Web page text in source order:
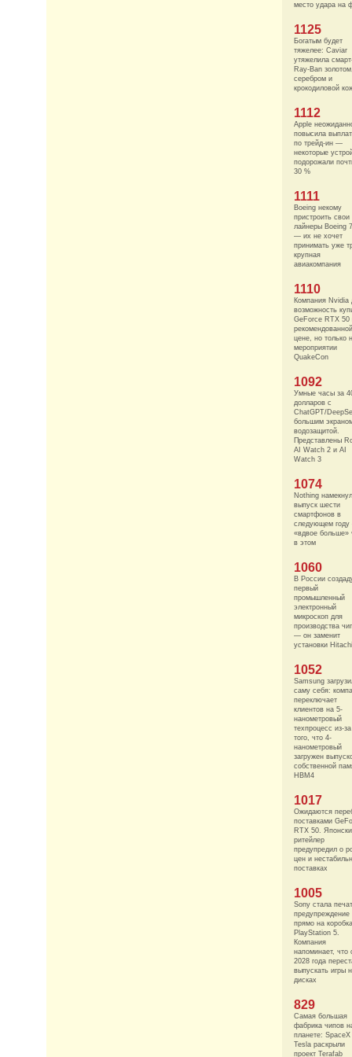
место удара на
1125
Богатым будет
тяжелее: Caviar
утяжелила
Ray-Ban золотом,
серебром и
крокодиловой
1112
Apple
повысила
по трейд-ин —
некоторые
подорожали
30 %
1111
Boeing некому
пристроить свои
лайнеры Boeing
— их не хочет
принимать уже
крупная
авиакомпания
1110
Компания Nvidia
возможность
GeForce RTX 50
рекомендованной
цене, но только
мероприятии
QuakeCon
1092
Умные часы за
долларов с
ChatGPT/
большим
водозащитой.
Представлены
AI Watch 2 и AI
Watch 3
1074
Nothing
выпуск шести
смартфонов в
следующем
«вдвое больше»
в этом
1060
В России
первый
промышленный
электронный
микроскоп для
производства
— он заменит
установки Hitachi
1052
Samsung
саму себя:
переключает
клиентов на 5-
нанометровый
техпроцесс из-за
того, что 4-
нанометровый
загружен
собственной
HBM4
1017
Ожидаются
поставками
RTX 50.
ритейлер
предупредил о
цен и
поставках
1005
Sony стала
предупреждение
прямо на
PlayStation 5.
Компания
напоминает, что
2028 года
выпускать игры
дисках
829
Самая большая
фабрика чипов
планете: SpaceX
Tesla раскрыли
проект Terafab